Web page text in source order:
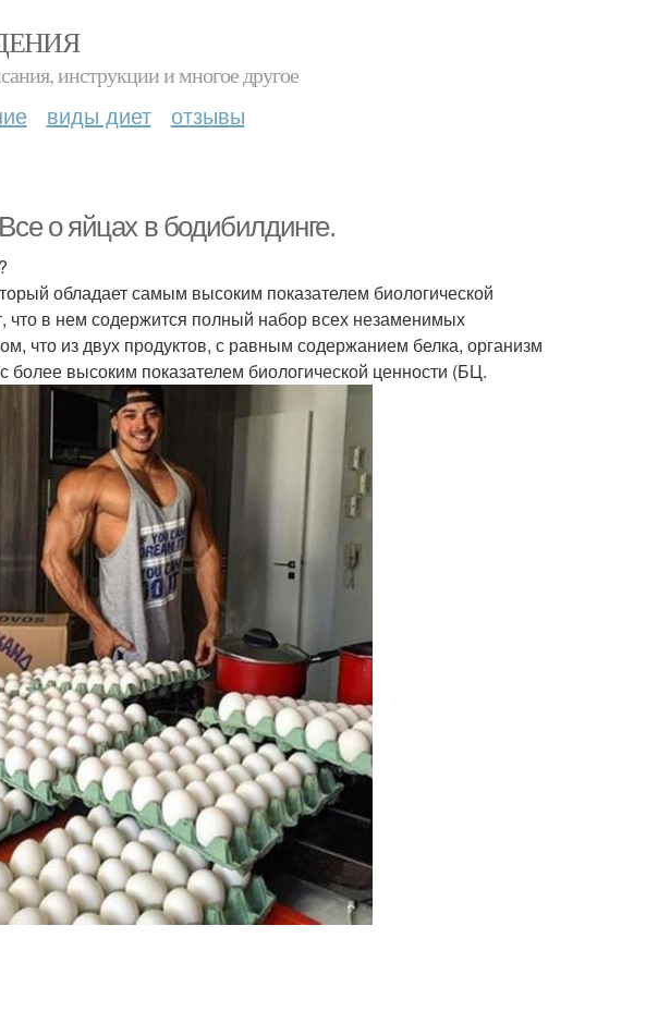
инструкции и многое другое
виды диет отзывы
о яйцах в бодибилдинге.
обладает самым высоким показателем биологической
что в нем содержится полный набор всех незаменимых
что из двух продуктов, с равным содержанием белка, организм
высоким показателем биологической ценности (БЦ.